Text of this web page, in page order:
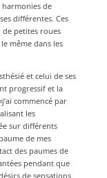
de
différentes. Ces
petites roues
même dans les
et celui de ses
progressif et la
commencé par
les
sur différents
de mes
des paumes de
pendant que
de sensations